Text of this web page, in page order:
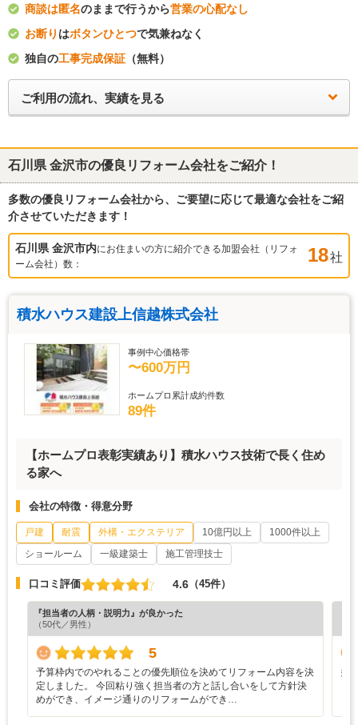
商談は匿名のままで行うから営業の心配なし
お断り はボタンひとつで気兼ねなく
独自の工事完成保証 （無料）
ご利用の流れ、実績を見る
石川県 金沢市の優良リフォーム会社をご紹介！
多数の優良リフォーム会社から、ご要望に応じて最適な会社をご紹
介させていただきます！
石川県 金沢市内にお住まいの方に紹介できる加盟会社（リフォ
ーム会社）数：
18社
積水ハウス建設上信越株式会社
事例中心価格帯
〜600万円
ホームプロ累計成約件数
89件
【ホームプロ表彰実績あり】積水ハウス技術で長く住め
る家へ
会社の特徴・得意分野
戸建 耐震 外構・エクステリア 10億円以上
1000件以上
ショールーム
一級建築士 施工管理技士
口コミ評価 4.6 （45件）
『担当者の人柄・説明力』が良かった
（50代／男性）
5
予算枠内でのやれることの優先順位を決めてリフォーム内容を決
定しました。 今回粘り強く担当者の方と話し合いをして方針決
めができ、イメージ通りのリフォームができ…
多